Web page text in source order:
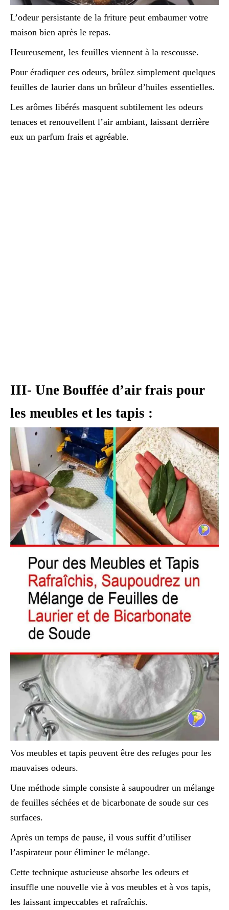
L’odeur persistante de la friture peut embaumer votre
maison bien après le repas.
Heureusement, les feuilles viennent à la rescousse.
Pour éradiquer ces odeurs, brûlez simplement quelques
feuilles de laurier dans un brûleur d’huiles essentielles.
Les arômes libérés masquent subtilement les odeurs
tenaces et renouvellent l’air ambiant, laissant derrière
eux un parfum frais et agréable.
III- Une Bouffée d’air frais pour
les meubles et les tapis :
Vos meubles et tapis peuvent être des refuges pour les
mauvaises odeurs.
Une méthode simple consiste à saupoudrer un mélange
de feuilles séchées et de bicarbonate de soude sur ces
surfaces.
Après un temps de pause, il vous suffit d’utiliser
l’aspirateur pour éliminer le mélange.
Cette technique astucieuse absorbe les odeurs et
insuffle une nouvelle vie à vos meubles et à vos tapis,
les laissant impeccables et rafraîchis.